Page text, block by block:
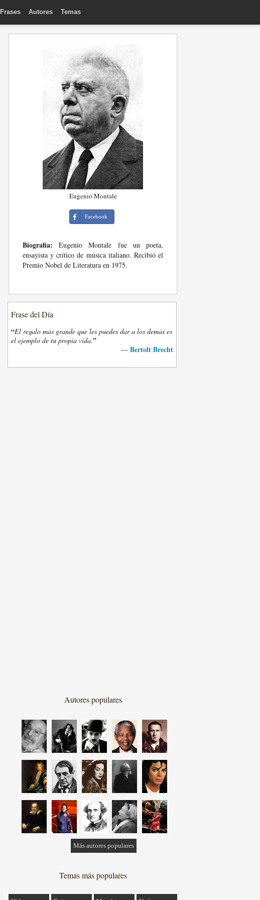
Frases Autores Temas
Eugenio Montale
Facebook
Biografia: Eugenio Montale fue un poeta,
ensayista y crítico de música italiano. Recibió el
Premio Nobel de Literatura en 1975.
Frase del Día
“El regalo más grande que les puedes dar a los demás es
el ejemplo de tu propia vida.”
— Bertolt Brecht
Autores populares
Más autores populares
Temas más populares